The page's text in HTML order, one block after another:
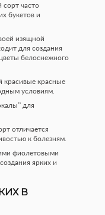
часто
букетов и
изящной
для создания
белоснежного
красивые красные
условиям.
для
отличается
к болезням.
фиолетовыми
ярких и
В